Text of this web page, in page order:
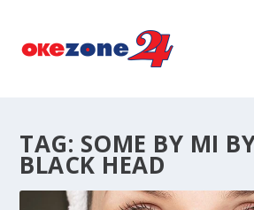
TAG: SOME BY MI
BLACK HEAD